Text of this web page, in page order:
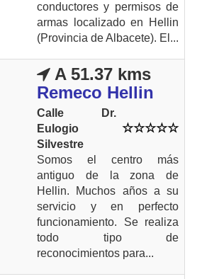
conductores y permisos de
armas localizado en Hellin
(Provincia de Albacete). El...
A 51.37 kms
Remeco Hellin
Calle Dr.
Eulogio
Silvestre
Somos el centro más
antiguo de la zona de
Hellin. Muchos años a su
servicio y en perfecto
funcionamiento. Se realiza
todo tipo de
reconocimientos para...